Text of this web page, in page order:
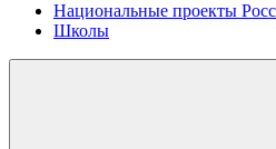
Национальные проекты
Школы